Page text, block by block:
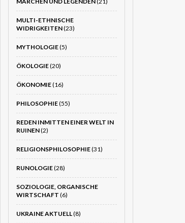
MULTI-ETHNISCHE
WIDRIGKEITEN(23)
MYTHOLOGIE(5)
ÖKOLOGIE(20)
ÖKONOMIE(16)
PHILOSOPHIE(55)
REDEN INMITTEN EINER WELT IN
RUINEN(2)
RELIGIONSPHILOSOPHIE(31)
RUNOLOGIE(28)
SOZIOLOGIE, ORGANISCHE
WIRTSCHAFT (6)
UKRAINE AKTUELL(8)